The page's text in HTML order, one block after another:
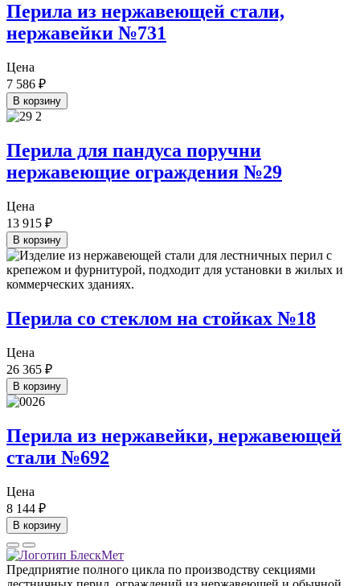
Перила из нержавеющей стали,
нержавейки №731
Цена
7 586 ₽
В корзину
Перила для пандуса поручни
нержавеющие ограждения №29
Цена
13 915 ₽
В корзину
Перила со стеклом на стойках №18
Цена
26 365 ₽
В корзину
Перила из нержавейки, нержавеющей
стали №692
Цена
8 144 ₽
В корзину
Предприятие полного цикла по производству секциями